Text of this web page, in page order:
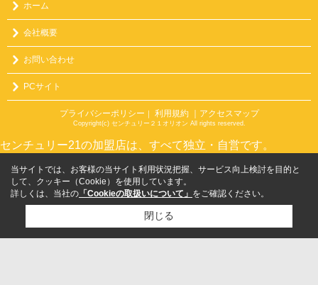
ホーム
会社概要
お問い合わせ
PCサイト
プライバシーポリシー 利用規約 ｜アクセスマップ
Copyright(c) センチュリー２１オリオン All rights reserved.
センチュリー21の加盟店は、すべて独立・自営です。
当サイトでは、お客様の当サイト利用状況把握、サービス向上検討を目的と
して、クッキー（Cookie）を使用しています。
詳しくは、当社の 「Cookieの取扱いについて」 をご確認ください。
閉じる